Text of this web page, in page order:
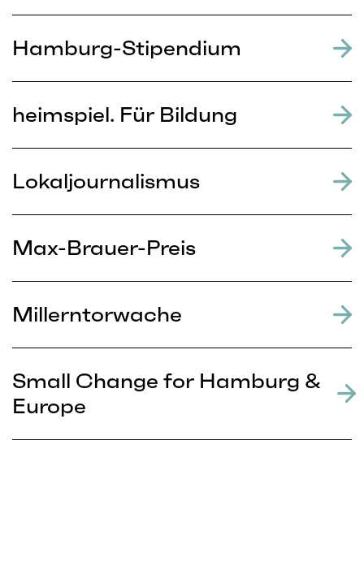
Hamburg-Stipendium
heimspiel. Für Bildung
Lokaljournalismus
Max-Brauer-Preis
Millerntorwache
Small Change for Hamburg &
Europe